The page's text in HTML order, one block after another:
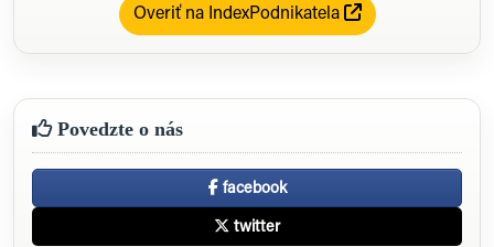
Overiť na IndexPodnikatela
Povedzte o nás
facebook
twitter